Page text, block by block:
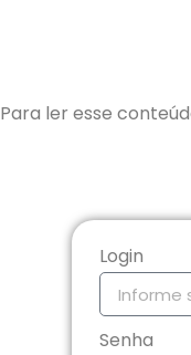
Para ler esse
Login
Senha